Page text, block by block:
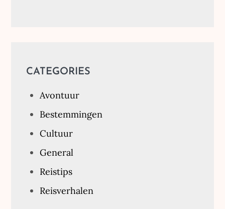
CATEGORIES
Avontuur
Bestemmingen
Cultuur
General
Reistips
Reisverhalen